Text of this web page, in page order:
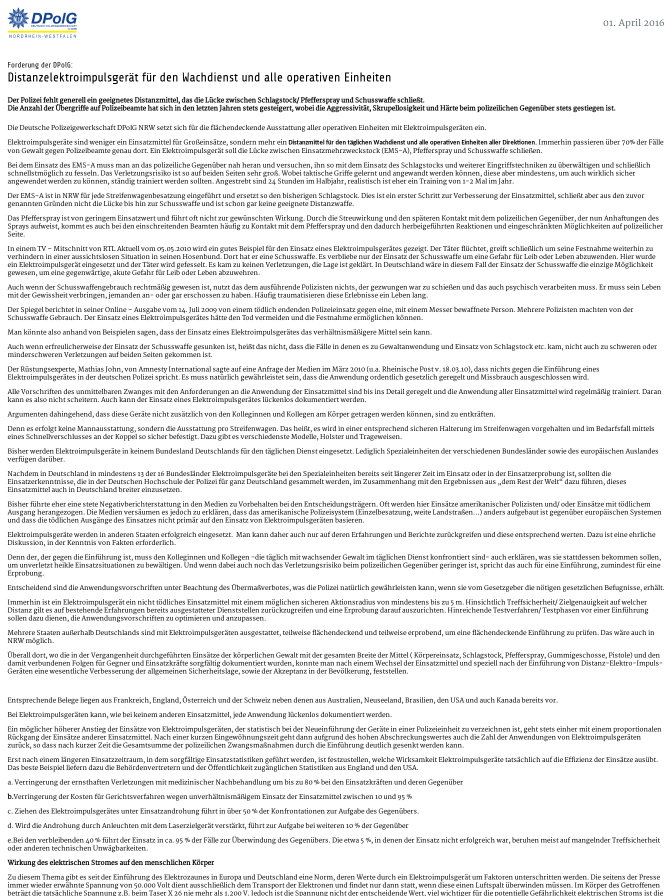
01. April 2016
Forderung der DPolG:
Distanzelektroimpulsgerät für den Wachdienst und alle operativen Einheiten
Der Polizei fehlt generell ein geeignetes Distanzmittel, das die Lücke zwischen Schlagstock/ Pfefferspray und Schusswaffe schließt.
Die Anzahl der Übergriffe auf Polizeibeamte hat sich in den letzten Jahren stets gesteigert, wobei die Aggressivität, Skrupellosigkeit und Härte beim polizeilichen Gegenüber stets gestiegen ist.
Die Deutsche Polizeigewerkschaft DPolG NRW setzt sich für die flächendeckende Ausstattung aller operativen Einheiten mit Elektroimpulsgeräten ein.
Elektroimpulsgeräte sind weniger ein Einsatzmittel für Großeinsätze, sondern mehr ein Distanzmittel für den täglichen Wachdienst und alle operativen Einheiten aller Direktionen. Immerhin passieren über 70% der Fälle
von Gewalt gegen Polizeibeamte genau dort. Ein Elektroimpulsgerät soll die Lücke zwischen Einsatzmehrzweckstock (EMS-A), Pfefferspray und Schusswaffe schließen.
Bei dem Einsatz des EMS-A muss man an das polizeiliche Gegenüber nah heran und versuchen, ihn so mit dem Einsatz des Schlagstocks und weiterer Eingriffstechniken zu überwältigen und schließlich
schnellstmöglich zu fesseln. Das Verletzungsrisiko ist so auf beiden Seiten sehr groß. Wobei taktische Griffe gelernt und angewandt werden können, diese aber mindestens, um auch wirklich sicher
angewendet werden zu können, ständig trainiert werden sollten. Angestrebt sind 24 Stunden im Halbjahr, realistisch ist eher ein Training von 1-2 Mal im Jahr.
Der EMS-A ist in NRW für jede Streifenwagenbesatzung eingeführt und ersetzt so den bisherigen Schlagstock. Dies ist ein erster Schritt zur Verbesserung der Einsatzmittel, schließt aber aus den zuvor
genannten Gründen nicht die Lücke bis hin zur Schusswaffe und ist schon gar keine geeignete Distanzwaffe.
Das Pfefferspray ist von geringem Einsatzwert und führt oft nicht zur gewünschten Wirkung. Durch die Streuwirkung und den späteren Kontakt mit dem polizeilichen Gegenüber, der nun Anhaftungen des
Sprays aufweist, kommt es auch bei den einschreitenden Beamten häufig zu Kontakt mit dem Pfefferspray und den dadurch herbeigeführten Reaktionen und eingeschränkten Möglichkeiten auf polizeilicher
Seite.
In einem TV – Mitschnitt von RTL Aktuell vom 05.05.2010 wird ein gutes Beispiel für den Einsatz eines Elektroimpulsgerätes gezeigt. Der Täter flüchtet, greift schließlich um seine Festnahme weiterhin zu
verhindern in einer aussichtslosen Situation in seinen Hosenbund. Dort hat er eine Schusswaffe. Es verbliebe nur der Einsatz der Schusswaffe um eine Gefahr für Leib oder Leben abzuwenden. Hier wurde
ein Elektroimpulsgerät eingesetzt und der Täter wird gefesselt. Es kam zu keinen Verletzungen, die Lage ist geklärt. In Deutschland wäre in diesem Fall der Einsatz der Schusswaffe die einzige Möglichkeit
gewesen, um eine gegenwärtige, akute Gefahr für Leib oder Leben abzuwehren.
Auch wenn der Schusswaffengebrauch rechtmäßig gewesen ist, nutzt das dem ausführende Polizisten nichts, der gezwungen war zu schießen und das auch psychisch verarbeiten muss. Er muss sein Leben
mit der Gewissheit verbringen, jemanden an- oder gar erschossen zu haben. Häufig traumatisieren diese Erlebnisse ein Leben lang.
Der Spiegel berichtet in seiner Online – Ausgabe vom 14. Juli 2009 von einem tödlich endenden Polizeieinsatz gegen eine, mit einem Messer bewaffnete Person. Mehrere Polizisten machten von der
Schusswaffe Gebrauch. Der Einsatz eines Elektroimpulsgerätes hätte den Tod vermeiden und die Festnahme ermöglichen können.
Man könnte also anhand von Beispielen sagen, dass der Einsatz eines Elektroimpulsgerätes das verhältnismäßigere Mittel sein kann.
Auch wenn erfreulicherweise der Einsatz der Schusswaffe gesunken ist, heißt das nicht, dass die Fälle in denen es zu Gewaltanwendung und Einsatz von Schlagstock etc. kam, nicht auch zu schweren oder
minderschweren Verletzungen auf beiden Seiten gekommen ist.
Der Rüstungsexperte, Mathias John, von Amnesty International sagte auf eine Anfrage der Medien im März 2010 (u.a. Rheinische Post v. 18.03.10), dass nichts gegen die Einführung eines
Elektroimpulsgerätes in der deutschen Polizei spricht. Es muss natürlich gewährleistet sein, dass die Anwendung ordentlich gesetzlich geregelt und Missbrauch ausgeschlossen wird.
Alle Vorschriften des unmittelbaren Zwanges mit den Anforderungen an die Anwendung der Einsatzmittel sind bis ins Detail geregelt und die Anwendung aller Einsatzmittel wird regelmäßig trainiert. Daran
kann es also nicht scheitern. Auch kann der Einsatz eines Elektroimpulsgerätes lückenlos dokumentiert werden.
Argumenten dahingehend, dass diese Geräte nicht zusätzlich von den Kolleginnen und Kollegen am Körper getragen werden können, sind zu entkräften.
Denn es erfolgt keine Mannausstattung, sondern die Ausstattung pro Streifenwagen. Das heißt, es wird in einer entsprechend sicheren Halterung im Streifenwagen vorgehalten und im Bedarfsfall mittels
eines Schnellverschlusses an der Koppel so sicher befestigt. Dazu gibt es verschiedenste Modelle, Holster und Trageweisen.
Bisher werden Elektroimpulsgeräte in keinem Bundesland Deutschlands für den täglichen Dienst eingesetzt. Lediglich Spezialeinheiten der verschiedenen Bundesländer sowie des europäischen Auslandes
verfügen darüber.
Nachdem in Deutschland in mindestens 13 der 16 Bundesländer Elektroimpulsgeräte bei den Spezialeinheiten bereits seit längerer Zeit im Einsatz oder in der Einsatzerprobung ist, sollten die
Einsatzerkenntnisse, die in der Deutschen Hochschule der Polizei für ganz Deutschland gesammelt werden, im Zusammenhang mit den Ergebnissen aus „dem Rest der Welt“ dazu führen, dieses
Einsatzmittel auch in Deutschland breiter einzusetzen.
Bisher führte eher eine stete Negativberichterstattung in den Medien zu Vorbehalten bei den Entscheidungsträgern. Oft werden hier Einsätze amerikanischer Polizisten und/ oder Einsätze mit tödlichem
Ausgang herangezogen. Die Medien versäumen es jedoch zu erklären, dass das amerikanische Polizeisystem (Einzelbesatzung, weite Landstraßen…) anders aufgebaut ist gegenüber europäischen Systemen
und dass die tödlichen Ausgänge des Einsatzes nicht primär auf den Einsatz von Elektroimpulsgeräten basieren.
Elektroimpulsgeräte werden in anderen Staaten erfolgreich eingesetzt. Man kann daher auch nur auf deren Erfahrungen und Berichte zurückgreifen und diese entsprechend werten. Dazu ist eine ehrliche
Diskussion, in der Kenntnis von Fakten erforderlich.
Denn der, der gegen die Einführung ist, muss den Kolleginnen und Kollegen -die täglich mit wachsender Gewalt im täglichen Dienst konfrontiert sind- auch erklären, was sie stattdessen bekommen sollen,
um unverletzt heikle Einsatzsituationen zu bewältigen. Und wenn dabei auch noch das Verletzungsrisiko beim polizeilichen Gegenüber geringer ist, spricht das auch für eine Einführung, zumindest für eine
Erprobung.
Entscheidend sind die Anwendungsvorschriften unter Beachtung des Übermaßverbotes, was die Polizei natürlich gewährleisten kann, wenn sie vom Gesetzgeber die nötigen gesetzlichen Befugnisse, erhält.
Immerhin ist ein Elektroimpulsgerät ein nicht tödliches Einsatzmittel mit einem möglichen sicheren Aktionsradius von mindestens bis zu 5 m. Hinsichtlich Treffsicherheit/ Zielgenauigkeit auf welcher
Distanz gilt es auf bestehende Erfahrungen bereits ausgestatteter Dienststellen zurückzugreifen und eine Erprobung darauf auszurichten. Hinreichende Testverfahren/ Testphasen vor einer Einführung
sollen dazu dienen, die Anwendungsvorschriften zu optimieren und anzupassen.
Mehrere Staaten außerhalb Deutschlands sind mit Elektroimpulsgeräten ausgestattet, teilweise flächendeckend und teilweise erprobend, um eine flächendeckende Einführung zu prüfen. Das wäre auch in
NRW möglich.
Überall dort, wo die in der Vergangenheit durchgeführten Einsätze der körperlichen Gewalt mit der gesamten Breite der Mittel ( Körpereinsatz, Schlagstock, Pfefferspray, Gummigeschosse, Pistole) und den
damit verbundenen Folgen für Gegner und Einsatzkräfte sorgfältig dokumentiert wurden, konnte man nach einem Wechsel der Einsatzmittel und speziell nach der Einführung von Distanz-Elektro-Impuls-
Geräten eine wesentliche Verbesserung der allgemeinen Sicherheitslage, sowie der Akzeptanz in der Bevölkerung, feststellen.
Entsprechende Belege liegen aus Frankreich, England, Österreich und der Schweiz neben denen aus Australien, Neuseeland, Brasilien, den USA und auch Kanada bereits vor.
Bei Elektroimpulsgeräten kann, wie bei keinem anderen Einsatzmittel, jede Anwendung lückenlos dokumentiert werden.
Ein möglicher höherer Anstieg der Einsätze von Elektroimpulsgeräten, der statistisch bei der Neueinführung der Geräte in einer Polizeieinheit zu verzeichnen ist, geht stets einher mit einem proportionalen
Rückgang der Einsätze anderer Einsatzmittel. Nach einer kurzen Eingewöhnungszeit geht dann aufgrund des hohen Abschreckungswertes auch die Zahl der Anwendungen von Elektroimpulsgeräten
zurück, so dass nach kurzer Zeit die Gesamtsumme der polizeilichen Zwangsmaßnahmen durch die Einführung deutlich gesenkt werden kann.
Erst nach einem längeren Einsatzzeitraum, in dem sorgfältige Einsatzstatistiken geführt werden, ist festzustellen, welche Wirksamkeit Elektroimpulsgeräte tatsächlich auf die Effizienz der Einsätze ausübt.
Das beste Beispiel liefern dazu die Behördenvertretern und der Öffentlichkeit zugänglichen Statistiken aus England und den USA.
a. Verringerung der ernsthaften Verletzungen mit medizinischer Nachbehandlung um bis zu 80 % bei den Einsatzkräften und deren Gegenüber
b.Verringerung der Kosten für Gerichtsverfahren wegen unverhältnismäßigem Einsatz der Einsatzmittel zwischen 10 und 95 %
c. Ziehen des Elektroimpulsgerätes unter Einsatzandrohung führt in über 50 % der Konfrontationen zur Aufgabe des Gegenübers.
d. Wird die Androhung durch Anleuchten mit dem Laserzielgerät verstärkt, führt zur Aufgabe bei weiteren 10 % der Gegenüber
e.Bei den verbleibenden 40 % führt der Einsatz in ca. 95 % der Fälle zur Überwindung des Gegenübers. Die etwa 5 %, in denen der Einsatz nicht erfolgreich war, beruhen meist auf mangelnder Treffsicherheit
oder anderen technischen Unwägbarkeiten.
Wirkung des elektrischen Stromes auf den menschlichen Körper
Zu diesem Thema gibt es seit der Einführung des Elektrozaunes in Europa und Deutschland eine Norm, deren Werte durch ein Elektroimpulsgerät um Faktoren unterschritten werden. Die seitens der Presse
immer wieder erwähnte Spannung von 50.000 Volt dient ausschließlich dem Transport der Elektronen und findet nur dann statt, wenn diese einen Luftspalt überwinden müssen. Im Körper des Getroffenen
beträgt die tatsächliche Spannung z.B. beim Taser X 26 nie mehr als 1.200 V. Jedoch ist die Spannung nicht der entscheidende Wert, viel wichtiger für die potentielle Gefährlichkeit elektrischen Stroms ist die